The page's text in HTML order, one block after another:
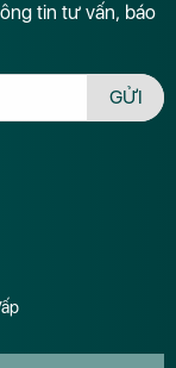
tin tư vấn, báo
GỬI